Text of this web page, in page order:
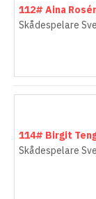
112# Aina
Skådespelare
114# Birgit
Skådespelare